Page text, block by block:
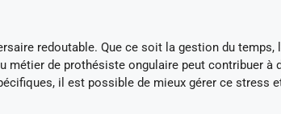
redoutable. Que ce soit la gestion du temps,
de prothésiste ongulaire peut contribuer à
il est possible de mieux gérer ce stress